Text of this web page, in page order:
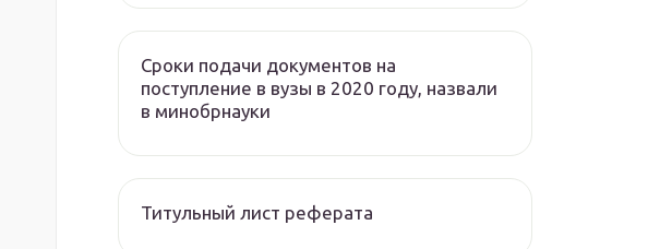
Сроки подачи документов на
поступление в вузы в 2020 году, назвали
в минобрнауки
Титульный лист реферата